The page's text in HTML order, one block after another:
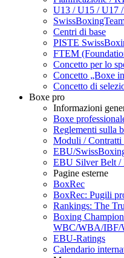
U13 / U15 / U17
Centri di base
PISTE
FTEM
Concetto per lo
Concetto „Boxe
Concetto di
Boxe pro
Informazioni
Boxe
Reglementi sulla
Moduli / Contratti
EBU/
EBU Silver Belt /
Pagine esterne
BoxRec
BoxRec: Pugili
Rankings: The
Boxing
WBC/WBA/IBF/
EBU-Ratings
Calendario